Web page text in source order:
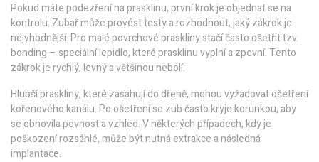
Pokud máte podezření na prasklinu, první krok je objednat se na
kontrolu. Zubař může provést testy a rozhodnout, jaký zákrok je
nejvhodnější. Pro malé povrchové praskliny stačí často ošetřit tzv.
bonding – speciální lepidlo, které prasklinu vyplní a zpevní. Tento
zákrok je rychlý, levný a většinou nebolí.
Hlubší praskliny, které zasahují do dřeně, mohou vyžadovat ošetření
kořenového kanálu. Po ošetření se zub často kryje korunkou, aby
se obnovila pevnost a vzhled. V některých případech, kdy je
poškození rozsáhlé, může být nutná extrakce a následná
implantace.